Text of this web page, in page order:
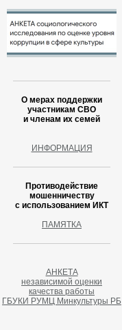
О мерах поддержки
участникам СВО
и членам их семей
ИНФОРМАЦИЯ
Противодействие
мошенничеству
с использованием ИКТ
ПАМЯТКА
АНКЕТА
независимой оценки
качества работы
ГБУКИ РУМЦ Минкультуры РБ